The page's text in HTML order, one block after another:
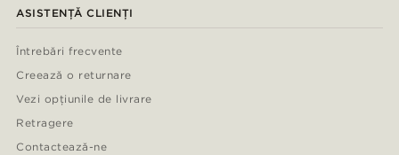
ASISTENȚĂ CLIENȚI
Întrebări frecvente
Creează o returnare
Vezi opțiunile de livrare
Retragere
Contactează-ne